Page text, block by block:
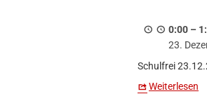
0:00 –
23.
Schulfrei
Weiterlesen